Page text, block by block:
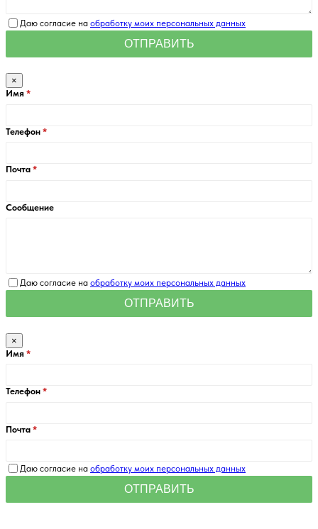
Даю согласие на обработку моих персональных данных
×
Имя
Телефон
Почта
Сообщение
Даю согласие на обработку моих персональных данных
×
Имя
Телефон
Почта
Даю согласие на обработку моих персональных данных